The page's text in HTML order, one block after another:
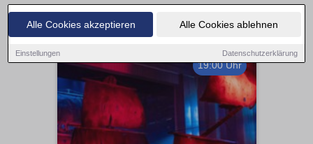
Alle Cookies akzeptieren Alle Cookies ablehnen
Einstellungen Datenschutzerklärung
19:00 Uhr